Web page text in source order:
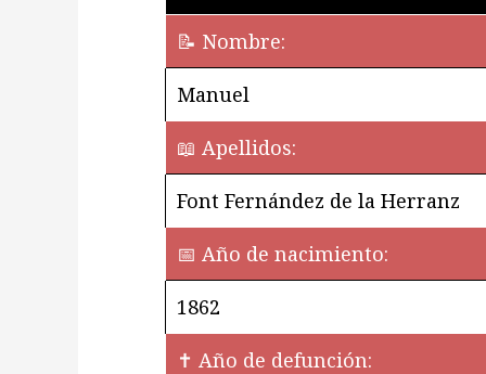
📝 Nombre:
Manuel
📖 Apellidos:
Font Fernández de la Herranz
📅 Año de nacimiento:
1862
✝ Año de defunción: